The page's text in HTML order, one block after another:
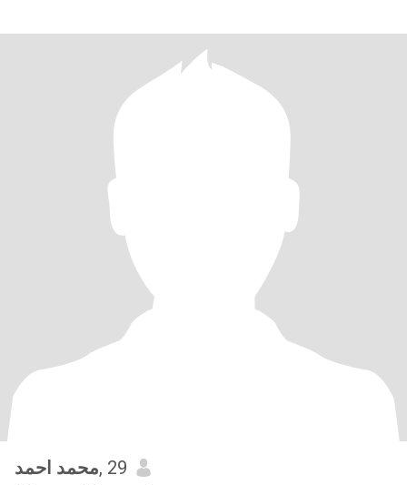
محمد احمد, 29